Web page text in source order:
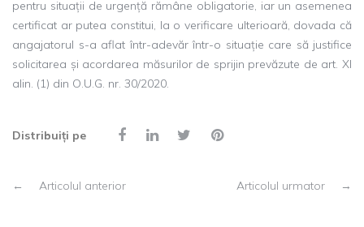
pentru situații de urgență rămâne obligatorie, iar un asemenea
certificat ar putea constitui, la o verificare ulterioară, dovada că
angajatorul s-a aflat într-adevăr într-o situație care să justifice
solicitarea și acordarea măsurilor de sprijin prevăzute de art. XI
alin. (1) din O.U.G. nr. 30/2020.
Distribuiți pe
← Articolul anterior Articolul urmator →